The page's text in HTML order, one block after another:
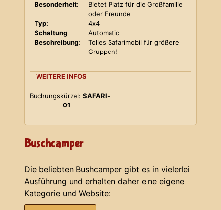
Besonderheit:
Bietet Platz für die Großfamilie
oder Freunde
Typ:
4x4
Schaltung
Automatic
Beschreibung:
Tolles Safarimobil für größere
Gruppen!
WEITERE INFOS
Buchungskürzel: SAFARI-
01
Buschcamper
Die beliebten Bushcamper gibt es in vielerlei
Ausführung und erhalten daher eine eigene
Kategorie und Website: